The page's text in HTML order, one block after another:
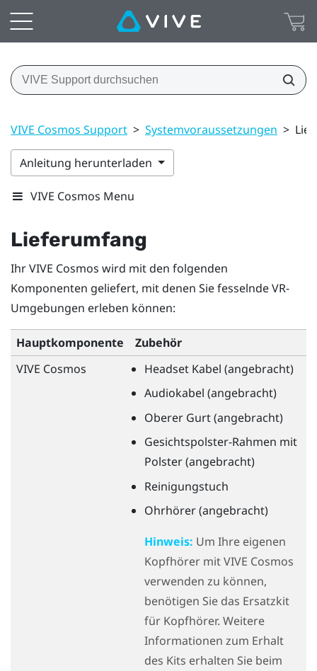
VIVE Cosmos Support > Systemvoraussetzungen >
Anleitung herunterladen
VIVE Cosmos Menu
Lieferumfang
IhrVIVE Cosmos wird mit den folgenden
Komponenten geliefert, mit denen Sie fesselnde VR-
Umgebungen erleben können:
Hauptkomponente
Zubehör
VIVE Cosmos
Headset Kabel (angebracht)
Audiokabel (angebracht)
Oberer Gurt (angebracht)
Gesichtspolster-Rahmen mit
Polster (angebracht)
Reinigungstuch
Ohrhörer (angebracht)
Hinweis: Um Ihre eigenen
Kopfhörer mitVIVE Cosmos
verwenden zu können,
benötigen Sie das Ersatzkit
für Kopfhörer. Weitere
Informationen zum Erhalt
des Kits erhalten Sie beim